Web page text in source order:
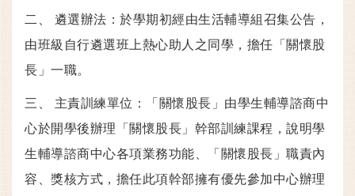
二、 遴選辦法：於學期初經由生活輔導組召集公告，
由班級自行遴選班上熱心助人之同學，擔任「關懷股
長」一職。
三、 主責訓練單位：「關懷股長」由學生輔導諮商中
心於開學後辦理「關懷股長」幹部訓練課程，說明學
生輔導諮商中心各項業務功能、「關懷股長」職責內
容、獎核方式，擔任此項幹部擁有優先參加中心辦理